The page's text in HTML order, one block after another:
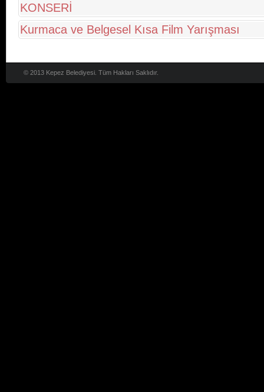
KONSERİ
Kurmaca ve Belgesel Kısa Film Yarışması
© 2013 Kepez Belediyesi. Tüm Hakları Saklıdır.